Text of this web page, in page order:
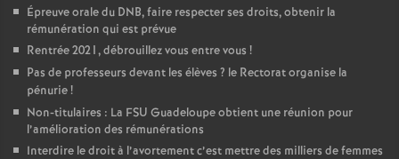
Épreuve orale du DNB, faire respecter ses droits, obtenir la
rémunération qui est prévue
Rentrée 2021, débrouillez vous entre vous !
Pas de professeurs devant les élèves ? le Rectorat organise la
pénurie!
Non-titulaires : La FSU Guadeloupe obtient une réunion pour
l’amélioration des rémunérations
Interdire le droit à l’avortement c’est mettre des milliers de femmes